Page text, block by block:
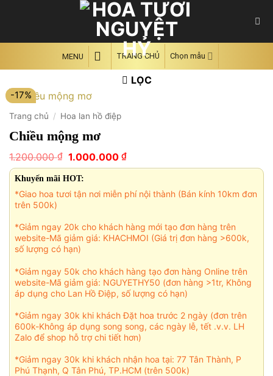
MENU TRANG CHỦ Chọn mẫu
LỌC
-17%
Trang chủ / Hoa lan hồ điệp
Chiều mộng mơ
1.200.000₫ Giá
gốc
là:
1.200.000 ₫.
1.000.000 ₫Giá
hiện
1.000.000 ₫.
Khuyến mãi HOT:
*Giao hoa tươi tận nơi miễn phí nội thành (Bán kính 10km đơn
trên 500k)
*Giảm ngay 20k cho khách hàng mới tạo đơn hàng trên
website-Mã giảm giá: KHACHMOI (Giá trị đơn hàng >600k,
số lượng có hạn)
*Giảm ngay 50k cho khách hàng tạo đơn hàng Online trên
website-Mã giảm giá: NGUYETHY50 (đơn hàng >1tr, Không
áp dụng cho Lan Hồ Điệp, số lượng có hạn)
*Giảm ngay 30k khi khách Đặt hoa trước 2 ngày (đơn trên
600k-Không áp dụng song song, các ngày lễ, tết .v.v. LH
Zalo để shop hỗ trợ chi tiết hơn)
*Giảm ngay 30k khi khách nhận hoa tại: 77 Tân Thành, P
Phú Thạnh, Q Tân Phú, TP.HCM (trên 500k)